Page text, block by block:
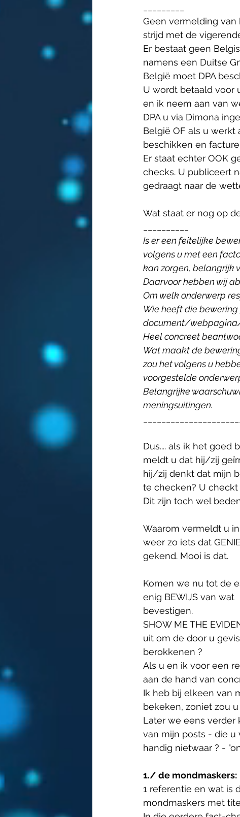
Geen vermelding
strijd met de
Er bestaat geen
namens een Duitse
België moet DPA
U wordt betaald voor
en ik neem aan van
DPA u via Dimona
België OF als u
beschikken en
Er staat echter OOK
checks. U publiceert
gedraagt naar de
Wat staat er nog op
Is er een feitelijke
volgens u met een
kan zorgen, belangrijk
Daarvoor hebben wij
Om welk onderwerp
Wie heeft die
document/
Heel concreet
Wat maakt de
zou het volgens u
voorgestelde
Belangrijke
meningsuitingen.
Dus.... als ik het goed
meldt u dat hij/zij
hij/zij denkt dat mijn
te checken? U
Dit zijn toch wel
Waarom vermeldt u
weer zo iets dat
gekend. Mooi is dat.
Komen we nu tot de
enig BEWIJS van
bevestigen.
SHOW ME THE
uit om de door u
berokkenen ?
Als u en ik voor een
aan de hand van
Ik heb bij elkeen van
bekeken, zoniet zou
Later we eens verder
van mijn posts - die u
handig nietwaar ? -
1./ de mondmaskers:
1 referentie en wat is
mondmaskers met